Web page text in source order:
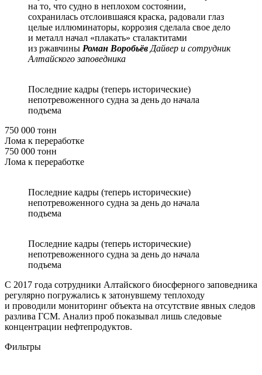
на то, что судно в неплохом состоянии,
сохранилась отслоившаяся краска, радовали глаз
целые иллюминаторы, коррозия сделала свое дело
и металл начал «плакать» сталактитами
из ржавчины Роман Воробьёв Дайвер и сотрудник
Алтайского заповедника
Последние кадры (теперь исторические)
непотревоженного судна за день до начала
подъема
750 000 тонн
Лома к переработке
750 000 тонн
Лома к переработке
Последние кадры (теперь исторические)
непотревоженного судна за день до начала
подъема
Последние кадры (теперь исторические)
непотревоженного судна за день до начала
подъема
С 2017 года сотрудники Алтайского биосферного заповедника
регулярно погружались к затонувшему теплоходу
и проводили мониторинг объекта на отсутствие явных следов
разлива ГСМ. Анализ проб показывал лишь следовые
концентрации нефтепродуктов.
Фильтры